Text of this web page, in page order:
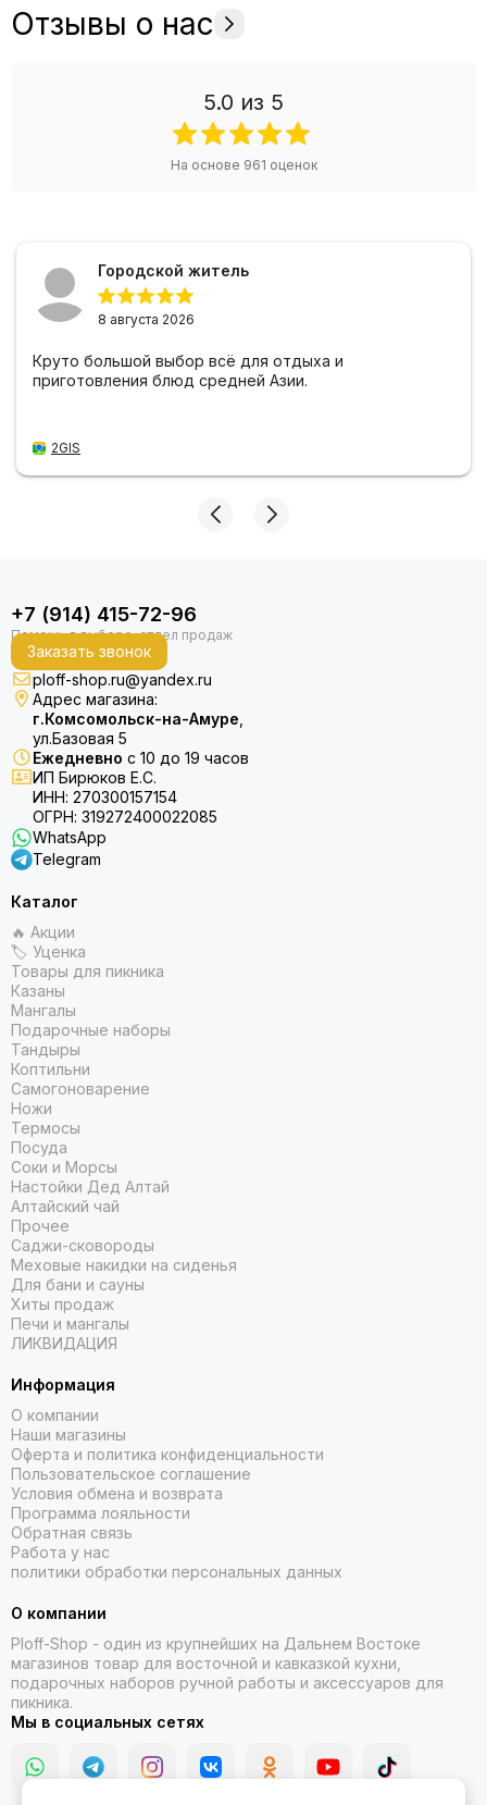
Отзывы о нас
5.0 из 5
На основе 961 оценок
Городской житель
8 августа 2026
Круто большой выбор всё для отдыха и
приготовления блюд средней Азии.
2GIS
+7 (914) 415-72-96
Заказать звонок
ploff-shop.ru@yandex.ru
Адрес магазина:
г.Комсомольск-на-Амуре
ул.Базовая 5
Ежедневно с 10 до 19 часов
ИП Бирюков Е.С.
ИНН: 270300157154
ОГРН: 319272400022085
WhatsApp
Telegram
Каталог
🔥 Акции
🏷 Уценка
Товары для пикника
Казаны
Мангалы
Подарочные наборы
Тандыры
Коптильни
Самогоноварение
Ножи
Термосы
Посуда
Соки и Морсы
Настойки Дед Алтай
Алтайский чай
Прочее
Саджи-сковороды
Меховые накидки на сиденья
Для бани и сауны
Хиты продаж
Печи и мангалы
ЛИКВИДАЦИЯ
Информация
О компании
Наши магазины
Оферта и политика конфиденциальности
Пользовательское соглашение
Условия обмена и возврата
Программа лояльности
Обратная связь
Работа у нас
политики обработки персональных данных
О компании
Ploff-Shop - один из крупнейших на Дальнем Востоке
магазинов товар для восточной и кавказкой кухни,
подарочных наборов ручной работы и аксессуаров для
пикника.
Мы в социальных сетях